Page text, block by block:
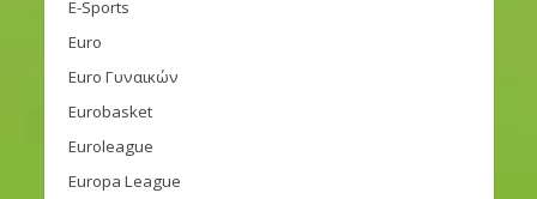
E-Sports
Euro
Euro Γυναικών
Eurobasket
Euroleague
Europa League